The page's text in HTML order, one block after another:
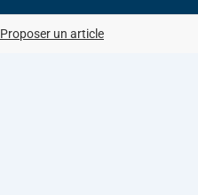
Proposer un article